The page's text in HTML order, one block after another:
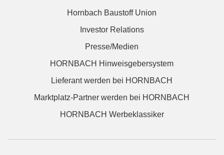
Hornbach Baustoff Union
Investor Relations
Presse/Medien
HORNBACH Hinweisgebersystem
Lieferant werden bei HORNBACH
Marktplatz-Partner werden bei HORNBACH
HORNBACH Werbeklassiker